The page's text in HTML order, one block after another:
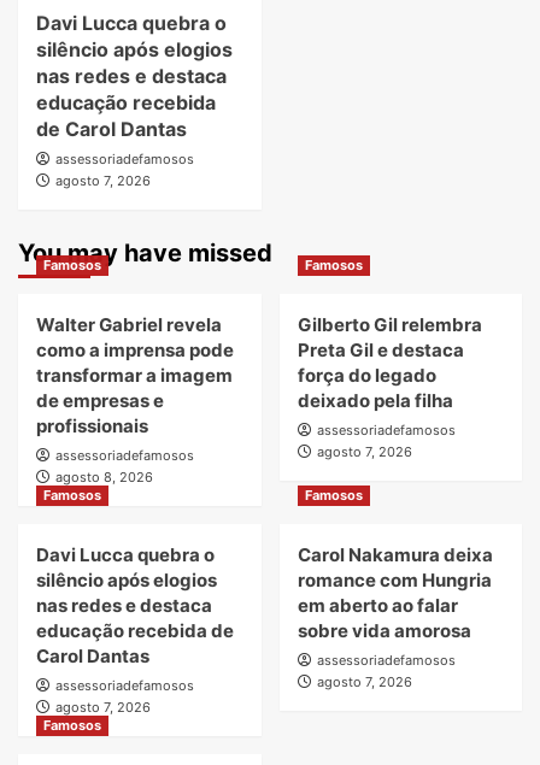
Davi Lucca quebra o
silêncio após elogios
nas redes e destaca
educação recebida
de Carol Dantas
assessoriadefamosos
agosto 7, 2026
You may have missed
Famosos
Walter Gabriel revela
como a imprensa pode
transformar a imagem
de empresas e
profissionais
assessoriadefamosos
agosto 8, 2026
Famosos
Gilberto Gil relembra
Preta Gil e destaca
força do legado
deixado pela filha
assessoriadefamosos
agosto 7, 2026
Famosos
Davi Lucca quebra o
silêncio após elogios
nas redes e destaca
educação recebida de
Carol Dantas
assessoriadefamosos
agosto 7, 2026
Famosos
Carol Nakamura deixa
romance com Hungria
em aberto ao falar
sobre vida amorosa
assessoriadefamosos
agosto 7, 2026
Famosos